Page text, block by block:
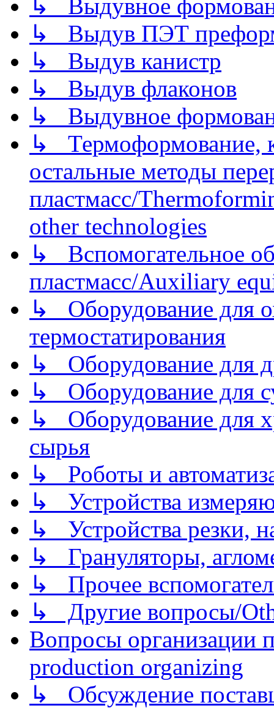
↳ Выдувное
↳ Выдув ПЭТ
↳ Выдув канистр
↳ Выдув флаконов
↳ Выдувное
↳ Термоформование,
остальные методы
пластмасс/
other technologies
↳ Вспомогательное
пластмасс/Auxiliary
↳ Оборудование для
термостатирования
↳ Оборудование для
↳ Оборудование для
↳ Оборудование для
сырья
↳ Роботы и
↳ Устройства
↳ Устройства резки,
↳ Грануляторы,
↳ Прочее
↳ Другие вопросы/
Вопросы организации
production organizing
↳ Обсуждение